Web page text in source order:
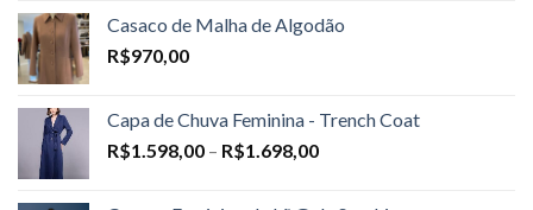
Casaco de Malha de Algodão
R$970,00
Capa de Chuva Feminina - Trench Coat
R$1.598,00 – R$1.698,00Price